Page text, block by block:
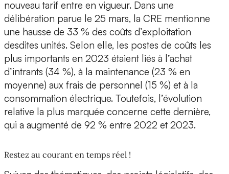
nouveau tarif entre en vigueur. Dans une
délibération parue le 25 mars, la CRE mentionne
une hausse de 33 % des coûts d’exploitation
desdites unités. Selon elle, les postes de coûts les
plus importants en 2023 étaient liés à l’achat
d’intrants (34 %), à la maintenance (23 % en
moyenne) aux frais de personnel (15 %) et à la
consommation électrique. Toutefois, l’évolution
relative la plus marquée concerne cette dernière,
qui a augmenté de 92 % entre 2022 et 2023.
Restez au courant en temps réel !